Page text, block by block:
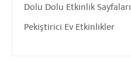
Dolu Dolu Etkinlik Sayfaları
Pekiştirici Ev Etkinlikler